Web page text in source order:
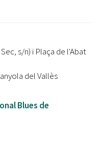
s/n) i Plaça de l'Abat
del Vallès
Blues de